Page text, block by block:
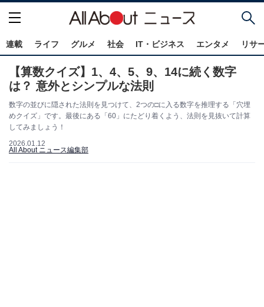
連載 ライフ グルメ 社会 IT・ビジネス エンタメ リサ
【算数クイズ】1、4、5、9、14に続く数字
は？ 意外とシンプルな法則
数字の並びに隠された法則を見つけて、2つの□に入る数字を推理する「穴埋
めクイズ」です。最後にある「60」にたどり着くよう、法則を見抜いて計算
してみましょう！
2026.01.12
All About ニュース編集部